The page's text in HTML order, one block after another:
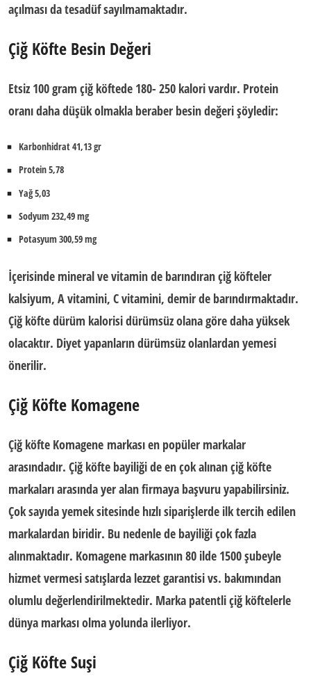
açılması da tesadüf sayılmamaktadır.
Çiğ Köfte Besin Değeri
Etsiz 100 gram çiğ köftede 180- 250 kalori vardır. Protein
oranı daha düşük olmakla beraber besin değeri şöyledir:
Karbonhidrat 41,13 gr
Protein 5,78
Yağ 5,03
Sodyum 232,49 mg
Potasyum 300,59 mg
İçerisinde mineral ve vitamin de barındıran çiğ köfteler
kalsiyum, A vitamini, C vitamini, demir de barındırmaktadır.
Çiğ köfte dürüm kalorisi dürümsüz olana göre daha yüksek
olacaktır. Diyet yapanların dürümsüz olanlardan yemesi
önerilir.
Çiğ Köfte Komagene
Çiğ köfte Komagene markası en popüler markalar
arasındadır. Çiğ köfte bayiliğide en çok alınan çiğ köfte
markaları arasında yer alan firmaya başvuru yapabilirsiniz.
Çok sayıda yemek sitesinde hızlı siparişlerde ilk tercih edilen
markalardan biridir. Bu nedenle de bayiliği çok fazla
alınmaktadır. Komagene markasının 80 ilde 1500 şubeyle
hizmet vermesi satışlarda lezzet garantisi vs. bakımından
olumlu değerlendirilmektedir. Marka patentli çiğ köftelerle
dünya markası olma yolunda ilerliyor.
Çiğ Köfte Suşi